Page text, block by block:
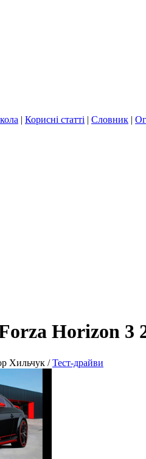
| Корисні статті | Словник |
Horizon 3
Хильчук /Тест-драйви